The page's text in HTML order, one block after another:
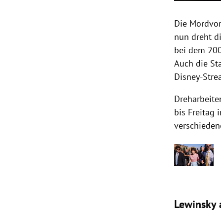
Die
nun dreht
bei dem
Auch die
Disney-
bis Freitag
Lewinsky